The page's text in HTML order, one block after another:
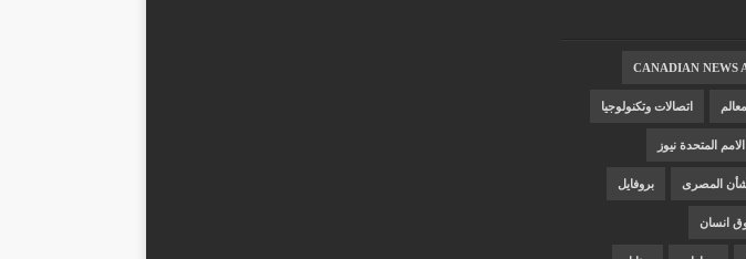
CANADIAN NEWS
اتصالات وتكنولوجيا
الامم المتحدة نيوز
المصرى بروفايل
انسان